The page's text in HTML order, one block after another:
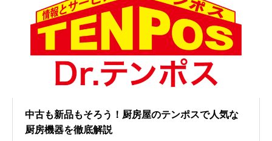
中古も新品もそろう！厨房屋のテンポスで人気な
厨房機器を徹底解説